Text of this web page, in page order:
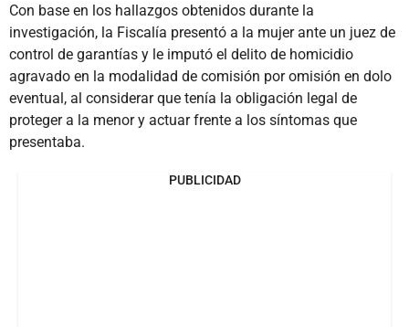
Con base en los hallazgos obtenidos durante la
investigación, la Fiscalía presentó a la mujer ante un juez de
control de garantías y le imputó el delito de homicidio
agravado en la modalidad de comisión por omisión en dolo
eventual, al considerar que tenía la obligación legal de
proteger a la menor y actuar frente a los síntomas que
presentaba.
PUBLICIDAD